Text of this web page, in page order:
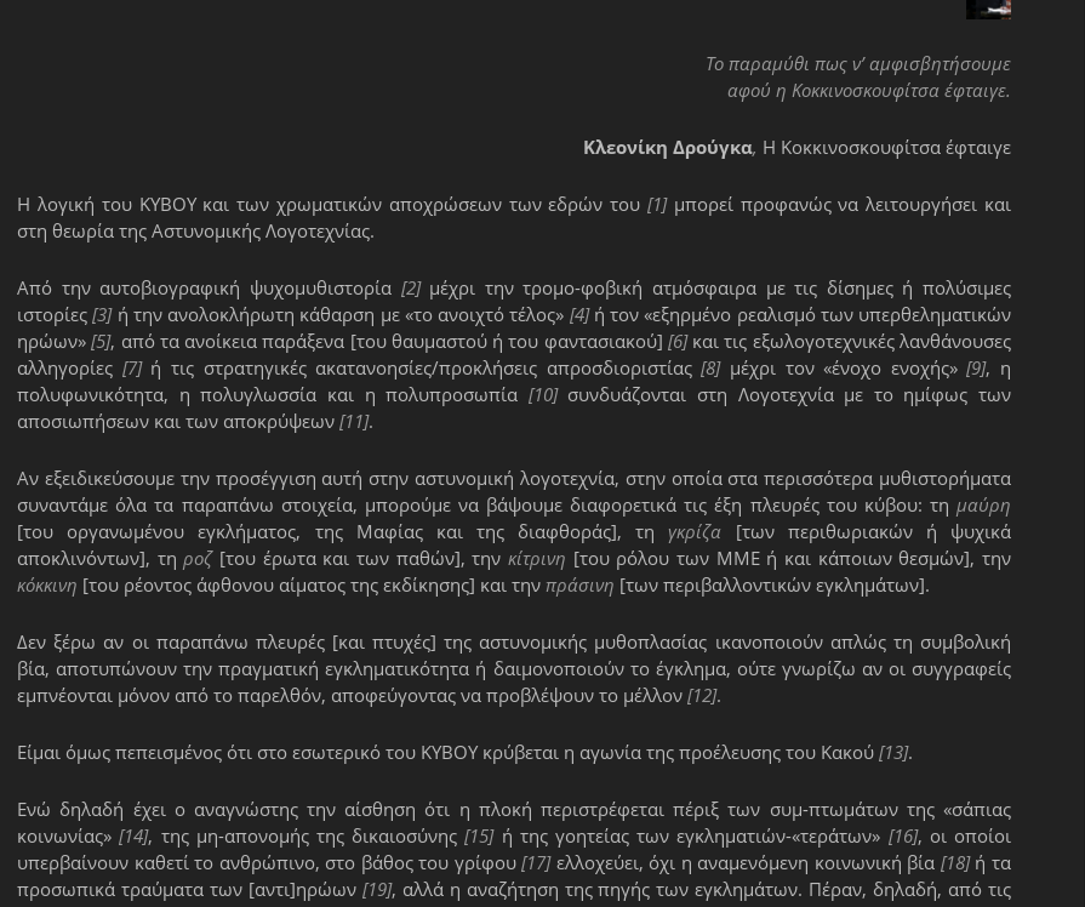
Το παραμύθι πως ν’ αμφισβητήσουμε
αφού η Κοκκινοσκουφίτσα έφταιγε.
Κλεονίκη Δρούγκα, Η Κοκκινοσκουφίτσα έφταιγε
Η λογική του ΚΥΒΟΥ και των χρωματικών αποχρώσεων των εδρών του [1]μπορεί προφανώς να λειτουργήσει και
στη θεωρία της Αστυνομικής Λογοτεχνίας.
Από την αυτοβιογραφική ψυχομυθιστορία [2]μέχρι την τρομο-φοβική ατμόσφαιρα με τις δίσημες ή πολύσιμες
ιστορίες[3]ή την ανολοκλήρωτη κάθαρση με «το ανοιχτό τέλος» [4]ή τον «εξηρμένο ρεαλισμό των υπερθεληματικών
ηρώων»[5], από τα ανοίκεια παράξενα [του θαυμαστού ή του φαντασιακού] [6]και τις εξωλογοτεχνικές λανθάνουσες
αλληγορίες [7]ή τις στρατηγικές ακατανοησίες/προκλήσεις απροσδιοριστίας[8]μέχρι τον «ένοχο ενοχής»[9], η
πολυφωνικότητα, η πολυγλωσσία και η πολυπροσωπία [10]συνδυάζονται στη Λογοτεχνία με το ημίφως των
αποσιωπήσεων και των αποκρύψεων[11].
Αν εξειδικεύσουμε την προσέγγιση αυτή στην αστυνομική λογοτεχνία, στην οποία στα περισσότερα μυθιστορήματα
συναντάμε όλα τα παραπάνω στοιχεία, μπορούμε να βάψουμε διαφορετικά τις έξη πλευρές του κύβου: τη μαύρη
[του οργανωμένου εγκλήματος, της Μαφίας και της διαφθοράς], τη γκρίζα [των περιθωριακών ή ψυχικά
αποκλινόντων], τη ροζ [του έρωτα και των παθών], τηνκίτρινη [του ρόλου των ΜΜΕ ή και κάποιων θεσμών], την
κόκκινη [του ρέοντος άφθονου αίματος της εκδίκησης] και την πράσινη [των περιβαλλοντικών εγκλημάτων].
Δεν ξέρω αν οι παραπάνω πλευρές [και πτυχές] της αστυνομικής μυθοπλασίας ικανοποιούν απλώς τη συμβολική
βία, αποτυπώνουν την πραγματική εγκληματικότητα ή δαιμονοποιούν το έγκλημα, ούτε γνωρίζω αν οι συγγραφείς
εμπνέονται μόνον από το παρελθόν, αποφεύγοντας να προβλέψουν το μέλλον[12].
Είμαι όμως πεπεισμένος ότι στο εσωτερικό του ΚΥΒΟΥ κρύβεται η αγωνία της προέλευσης του Κακού[13].
Ενώ δηλαδή έχει ο αναγνώστης την αίσθηση ότι η πλοκή περιστρέφεται πέριξ των συμ-πτωμάτων της «σάπιας
κοινωνίας»[14], της μη-απονομής της δικαιοσύνης[15]ή της γοητείας των εγκληματιών-«τεράτων» [16], οι οποίοι
υπερβαίνουν καθετί το ανθρώπινο, στο βάθος του γρίφου[17]ελλοχεύει, όχι η αναμενόμενη κοινωνική βία [18]ή τα
προσωπικά τραύματα των [αντι]ηρώων [19], αλλά η αναζήτηση της πηγής των εγκλημάτων. Πέραν, δηλαδή, από τις